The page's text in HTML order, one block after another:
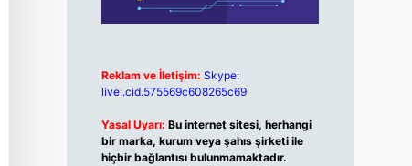
Reklam ve İletişim: Skype:
live:.cid.575569c608265c69
Yasal Uyarı: Bu internet sitesi, herhangi
bir marka, kurum veya şahıs şirketi ile
hiçbir bağlantısı bulunmamaktadır.